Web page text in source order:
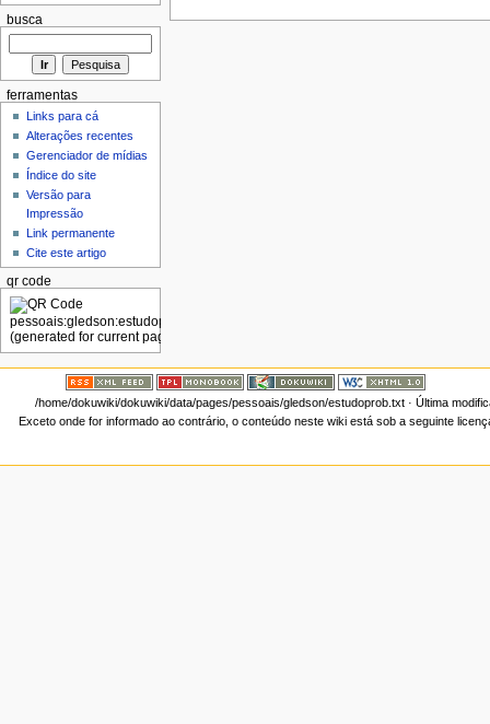
busca
ferramentas
Links para cá
Alterações recentes
Gerenciador de mídias
Índice do site
Versão para
Impressão
Link permanente
Cite este artigo
qr code
/home/dokuwiki/dokuwiki/data/pages/pessoais/gledson/estudoprob.txt· Última
Exceto onde for informado ao contrário, o conteúdo neste wiki está sob a seguinte